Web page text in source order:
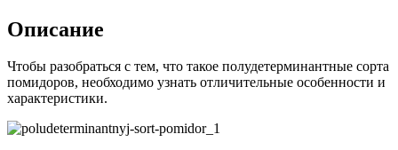
Описание
Чтобы разобраться с тем, что такое полудетерминантные сорта
помидоров, необходимо узнать отличительные особенности и
характеристики.